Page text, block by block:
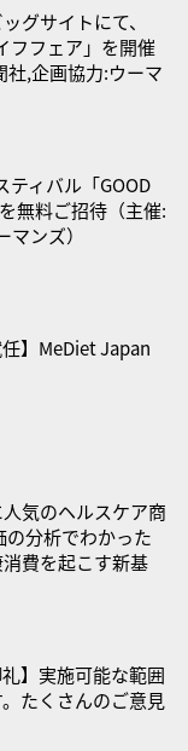
グサイトにて、
フフェア」を開催
社,企画協力:ウーマ
ティバル「GOOD
無料ご招待（主催:
ンズ）
任】MeDiet Japan
人気のヘルスケア商
の分析でわかった
消費を起こす新基
】実施可能な範囲
たくさんのご意見